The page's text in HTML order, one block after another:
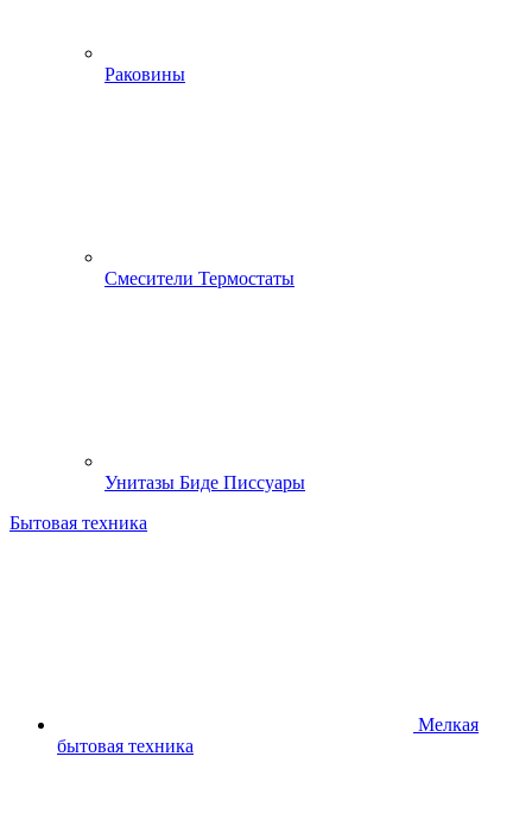
Раковины
Смесители Термостаты
Унитазы Биде Писсуары
Бытовая техника
Мелкая
бытовая техника